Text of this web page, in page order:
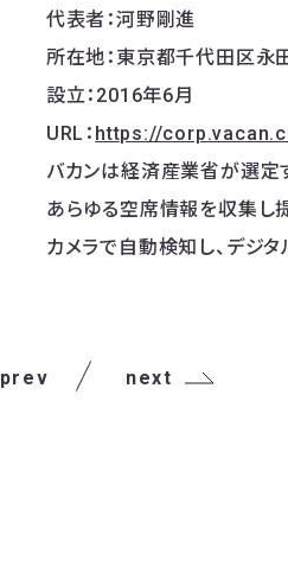
代表者：河野剛進
所在地：東京都千代田区
設立：2016年6月
URL： https://
バカンは経済産業省が選定
あらゆる空席情報を収集し
カメラで自動検知し、デジ
prev next